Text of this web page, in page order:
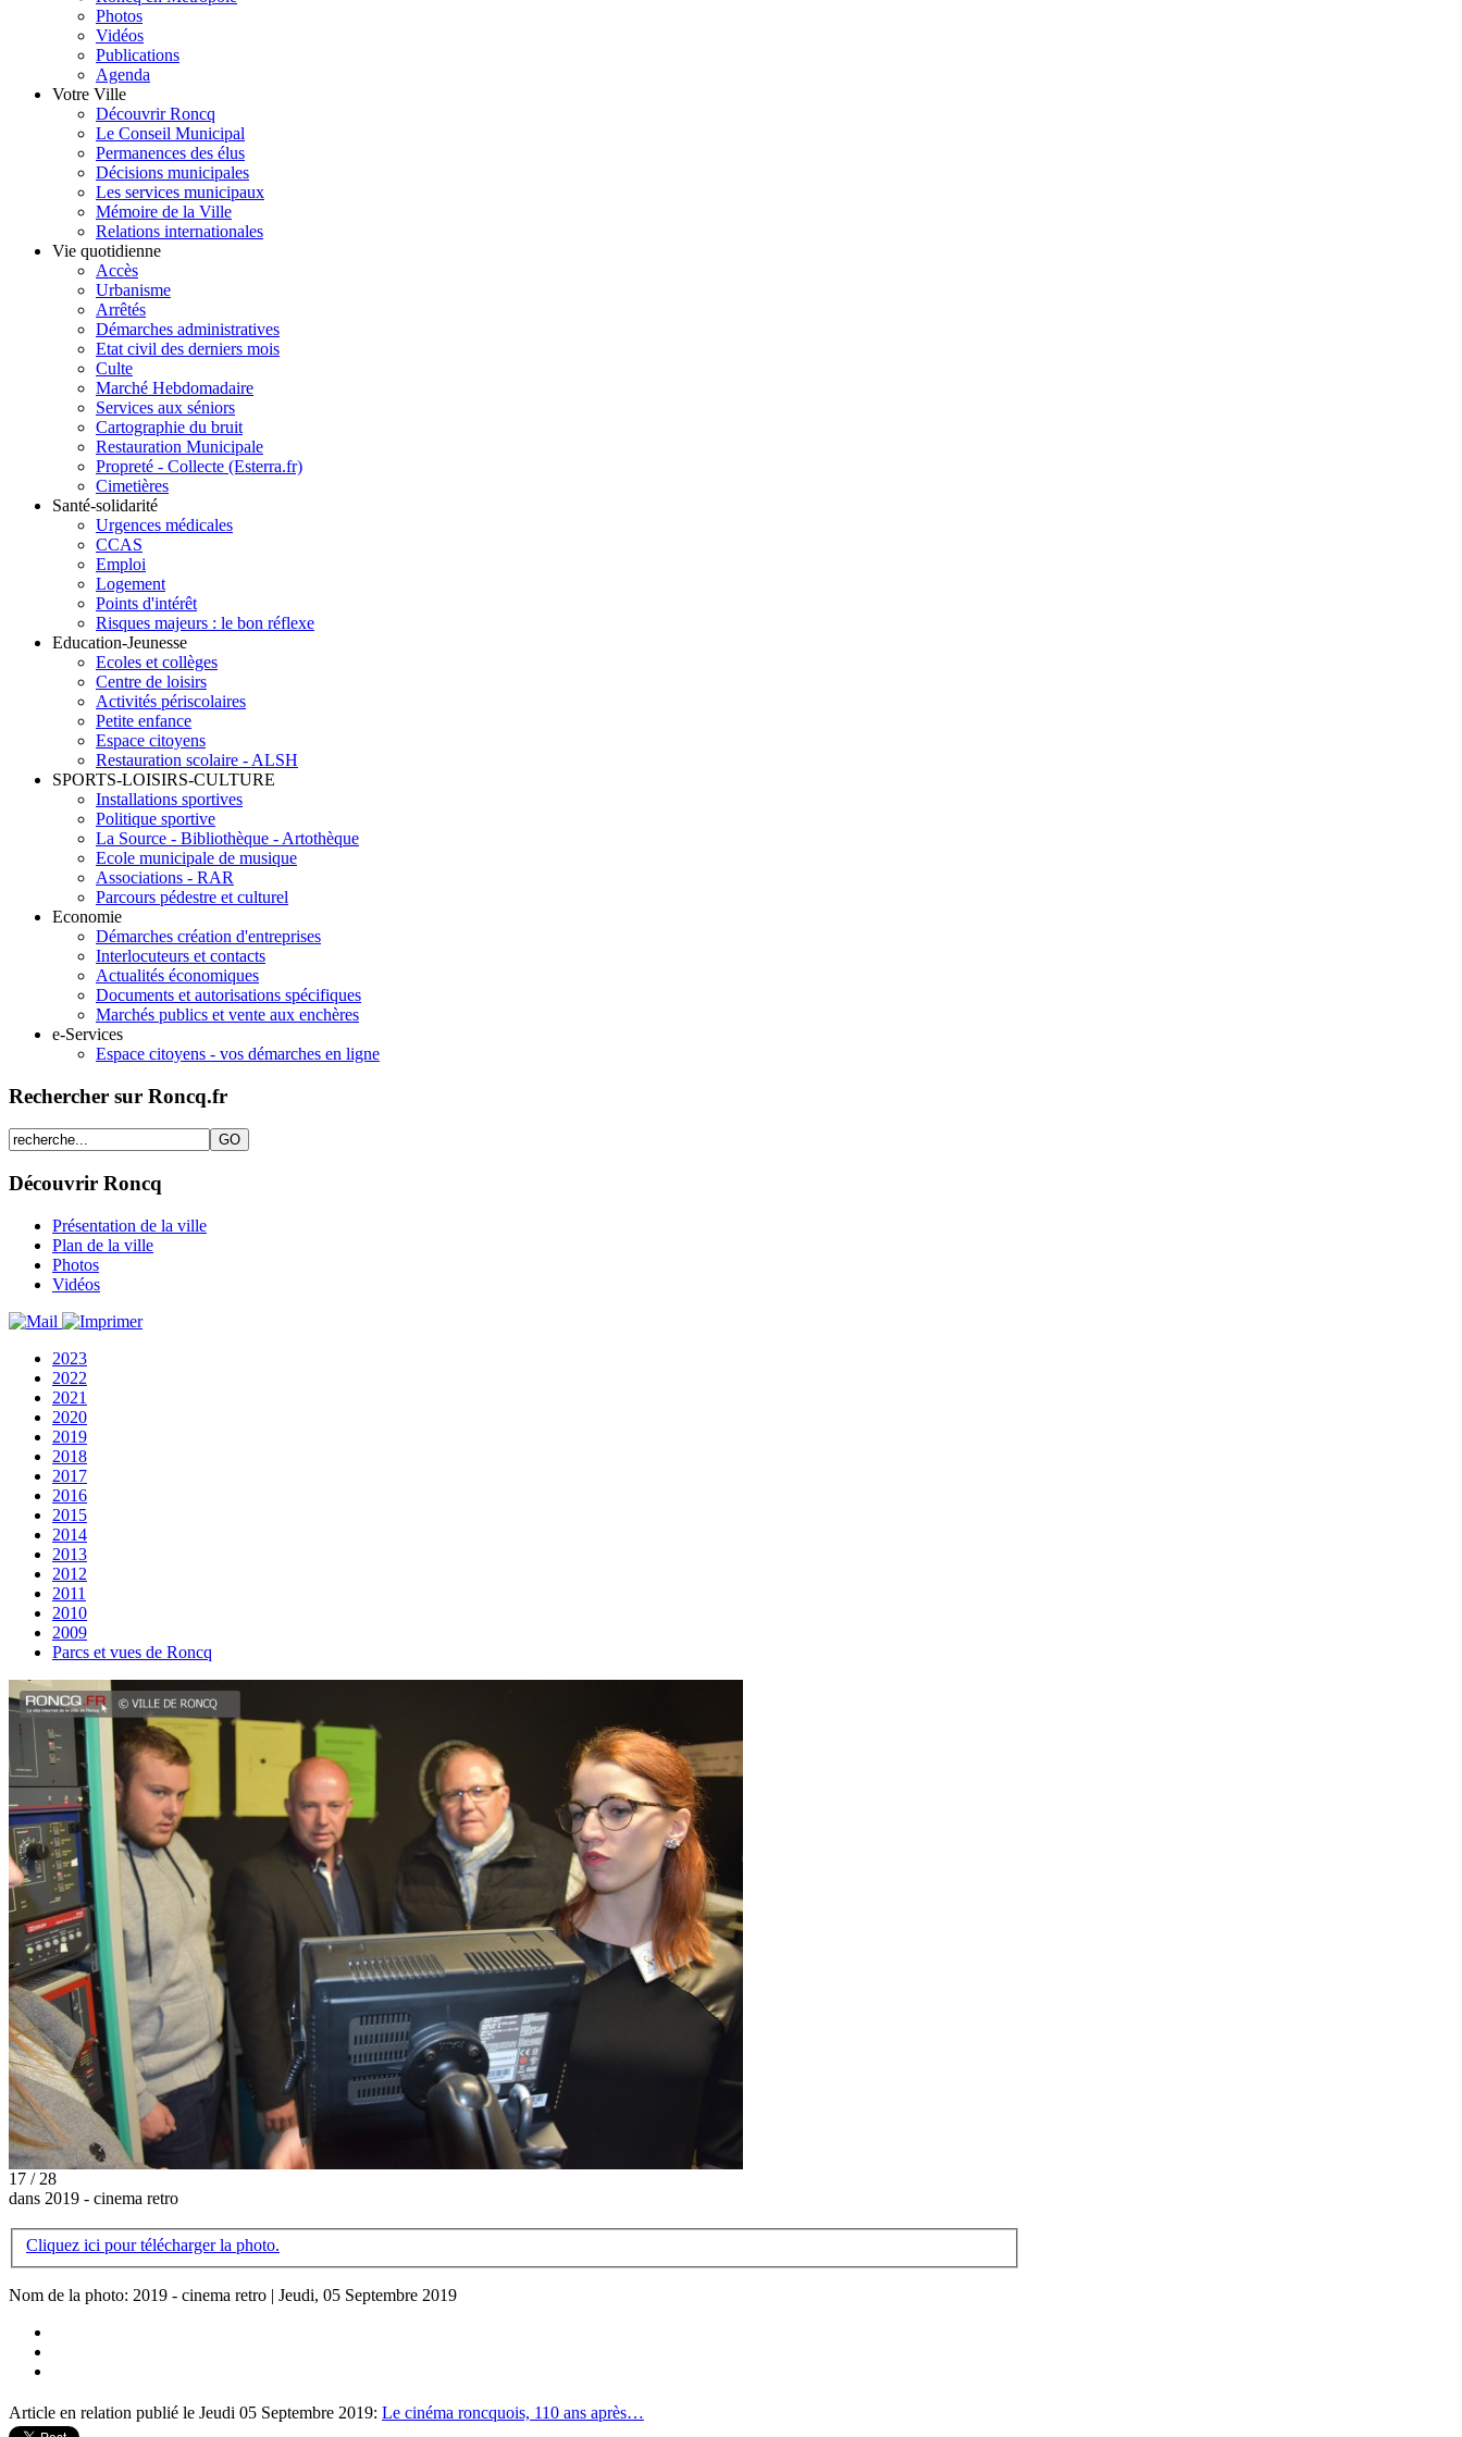
Photos
Vidéos
Publications
Agenda
Votre Ville
Découvrir Roncq
Le Conseil Municipal
Permanences des élus
Décisions municipales
Les services municipaux
Mémoire de la Ville
Relations internationales
Vie quotidienne
Accès
Urbanisme
Arrêtés
Démarches administratives
Etat civil des derniers mois
Culte
Marché Hebdomadaire
Services aux séniors
Cartographie du bruit
Restauration Municipale
Propreté - Collecte (Esterra.fr)
Cimetières
Santé-solidarité
Urgences médicales
CCAS
Emploi
Logement
Points d'intérêt
Risques majeurs : le bon réflexe
Education-Jeunesse
Ecoles et collèges
Centre de loisirs
Activités périscolaires
Petite enfance
Espace citoyens
Restauration scolaire - ALSH
SPORTS-LOISIRS-CULTURE
Installations sportives
Politique sportive
La Source - Bibliothèque - Artothèque
Ecole municipale de musique
Associations - RAR
Parcours pédestre et culturel
Economie
Démarches création d'entreprises
Interlocuteurs et contacts
Actualités économiques
Documents et autorisations spécifiques
Marchés publics et vente aux enchères
e-Services
Espace citoyens - vos démarches en ligne
Rechercher sur Roncq.fr
Découvrir Roncq
Présentation de la ville
Plan de la ville
Photos
Vidéos
2023
2022
2021
2020
2019
2018
2017
2016
2015
2014
2013
2012
2011
2010
2009
Parcs et vues de Roncq
17 / 28
dans 2019 - cinema retro
Cliquez ici pour télécharger la photo.
Nom de la photo: 2019 - cinema retro | Jeudi, 05 Septembre 2019
Article en relation publié le Jeudi 05 Septembre 2019: Le cinéma roncquois, 110 ans après…